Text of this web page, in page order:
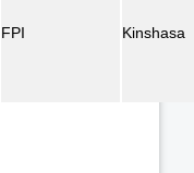
FPI Kinshasa